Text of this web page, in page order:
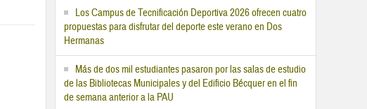
Los Campus de Tecnificación Deportiva 2026 ofrecen cuatro
propuestas para disfrutar del deporte este verano en Dos
Hermanas
Más de dos mil estudiantes pasaron por las salas de estudio
de las Bibliotecas Municipales y del Edificio Bécquer en el fin
de semana anterior a la PAU